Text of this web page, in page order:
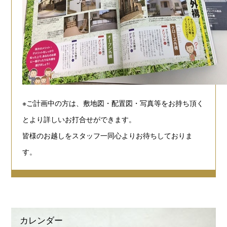
※ご計画中の方は、敷地図・配置図・写真等をお持ち頂く
とより詳しいお打合せができます。
皆様のお越しをスタッフ一同心よりお待ちしておりま
す。
カレンダー